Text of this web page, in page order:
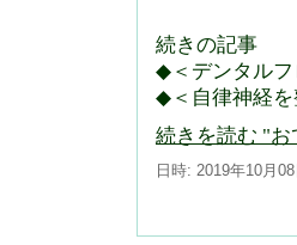
続きの記事
◆＜デンタル
◆＜自律神経を
続きを読む "お
日時: 2019年10月